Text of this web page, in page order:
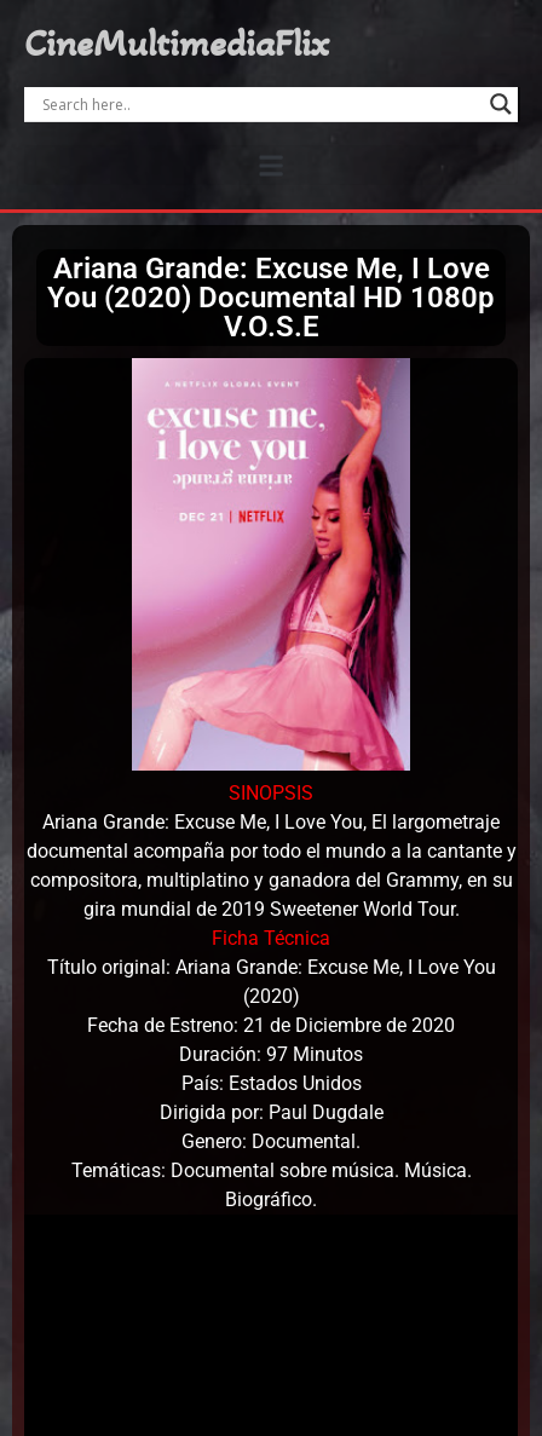
CineMultimediaFlix
Ariana Grande: Excuse Me, I Love
You (2020) Documental HD 1080p
V.O.S.E
SINOPSIS
Ariana Grande: Excuse Me, I Love You, El largometraje
documental acompaña por todo el mundo a la cantante y
compositora, multiplatino y ganadora del Grammy, en su
gira mundial de 2019 Sweetener World Tour.
Ficha Técnica
Título original: Ariana Grande: Excuse Me, I Love You
(2020)
Fecha de Estreno: 21 de Diciembre de 2020
Duración: 97 Minutos
País: Estados Unidos
Dirigida por: Paul Dugdale
Genero: Documental.
Temáticas: Documental sobre música. Música.
Biográfico.